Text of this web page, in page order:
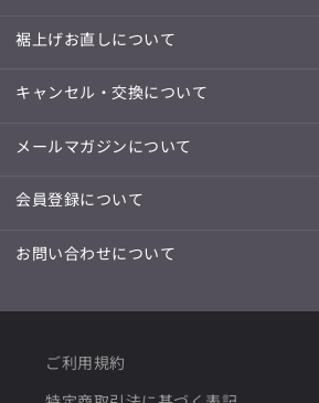
裾上げお直しについて
キャンセル・交換について
メールマガジンについて
会員登録について
お問い合わせについて
ご利用規約